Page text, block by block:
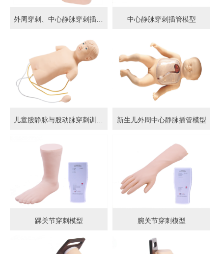
外周穿刺、中心静脉穿刺插管模型 中心静脉穿刺插管模型
儿童股静脉与股动脉穿刺训练模型 新生儿外周中心静脉插管模型
踝关节穿刺模型 腕关节穿刺模型